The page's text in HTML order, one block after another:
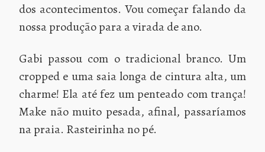
dos acontecimentos. Vou começar falando da
nossa produção para a virada de ano.
Gabi passou com o tradicional branco. Um
cropped e uma saia longa de cintura alta, um
charme! Ela até fez um penteado com trança!
Make não muito pesada, afinal, passaríamos
na praia. Rasteirinha no pé.